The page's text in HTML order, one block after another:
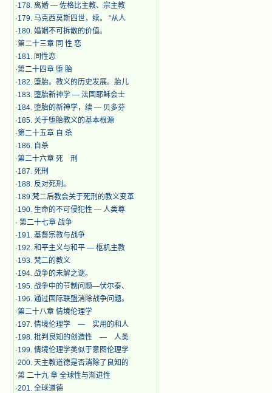
·178. 离婚 — 佐格比主教、宗主教
·179. 马克西莫斯四世，续。 “从人
·180. 婚姻不可拆散的价值。
·第二十三章 同 性 恋
·181. 同性恋
·第二十四章 堕 胎
·182. 堕胎。教义的历史发展。胎儿
·183. 堕胎新神学 — 法国耶稣会士
·184. 堕胎的新神学，续 — 贝多芬
·185. 关于堕胎教义的基本根源
·第二十五章 自 杀
·186. 自杀
·第二十六章 死 刑
·187. 死刑
·188. 反对死刑。
·189.梵二后教会关于死刑的教义变革
·190. 生命的不可侵犯性 — 人类尊
· 第二十七章 战争
·191. 基督宗教与战争
·192. 和平主义与和平 — 枢机主教
·193. 梵二的教义
·194. 战争的未解之谜。
·195. 战争中的节制问题—伏尔泰、
·196. 通过国际联盟消除战争问题。
·第二十八章 情境伦理学
·197. 情境伦理学 — 实用的和人
·198. 批判良知的创造性 — 人类
·199. 情境伦理学类似于意图伦理学
·200. 天主教道德是否消除了良知的
·第 二十九 章 全球性与渐进性
·201. 全球道德